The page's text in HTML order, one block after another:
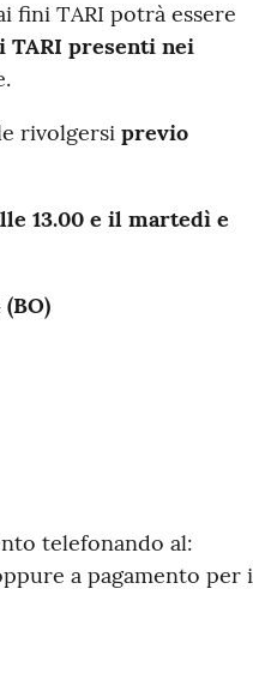
fini TARI potrà essere
TARI presenti nei
rivolgersi previo
13.00 e il martedì e
telefonando al:
a pagamento per i